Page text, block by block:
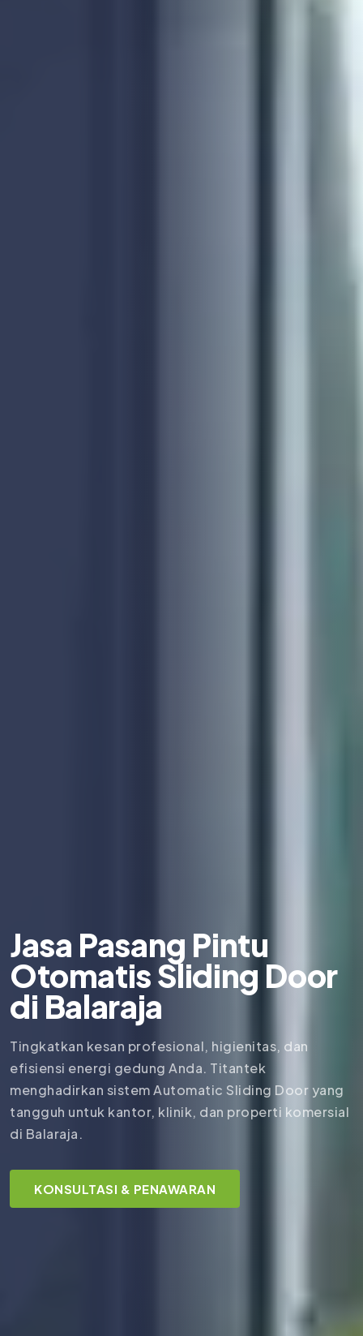
Jasa Pasang Pintu
Otomatis Sliding Door
di Balaraja
Tingkatkan kesan profesional, higienitas, dan
efisiensi energi gedung Anda. Titantek
menghadirkan sistem Automatic Sliding Door yang
tangguh untuk kantor, klinik, dan properti komersial
di Balaraja.
KONSULTASI & PENAWARAN